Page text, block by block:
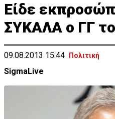
Είδε
ΣΥΚΑΛΑ ο ΓΓ
09.08.2013 15:44 Πολιτική
SigmaLive